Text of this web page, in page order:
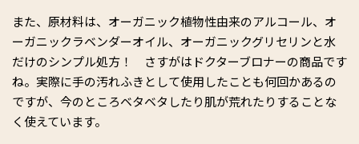
また、原材料は、オーガニック植物性由来のアルコール、オ
ーガニックラベンダーオイル、オーガニックグリセリンと水
だけのシンプル処方！ さすがはドクターブロナーの商品です
ね。実際に手の汚れふきとして使用したことも何回かあるの
ですが、今のところベタベタしたり肌が荒れたりすることな
く使えています。